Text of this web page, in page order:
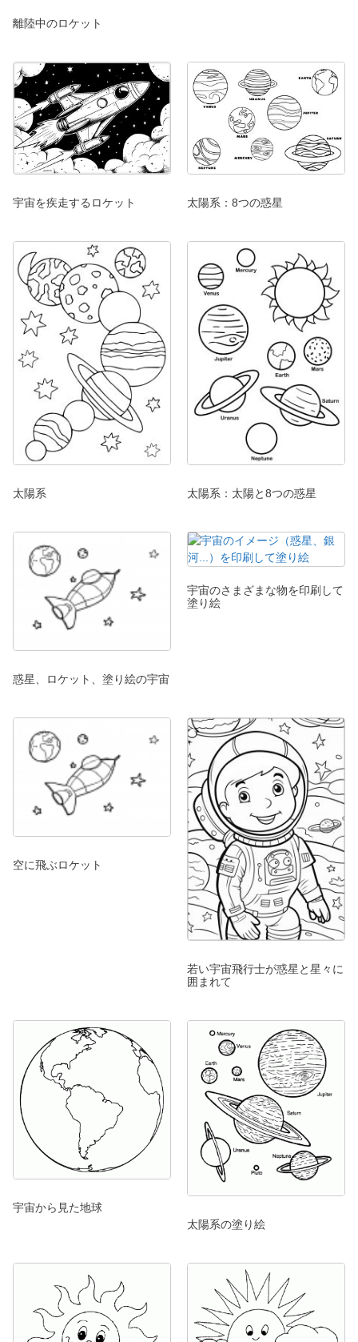
離陸中のロケット
宇宙を疾走するロケット 太陽系：8つの惑星
太陽系 太陽系：太陽と8つの惑星
惑星、ロケット、塗り絵の宇宙
宇宙のさまざまな物を印刷して
塗り絵
空に飛ぶロケット
若い宇宙飛行士が惑星と星々に
囲まれて
宇宙から見た地球
太陽系の塗り絵